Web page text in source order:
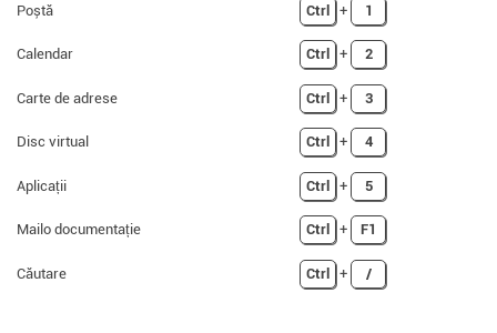
Poștă Ctrl + 1
Calendar Ctrl + 2
Carte de adrese Ctrl + 3
Disc virtual Ctrl + 4
Aplicații Ctrl + 5
Mailo documentație Ctrl + F1
Căutare Ctrl + /